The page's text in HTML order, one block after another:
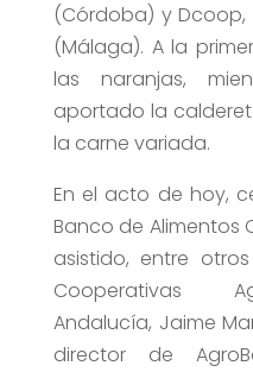
(Córdoba) y
(Málaga). A la
las naranjas,
aportado la
la carne variada.
En el acto de hoy,
Banco de Alimentos
asistido, entre
Cooperativas
Andalucía, Jaime
director de